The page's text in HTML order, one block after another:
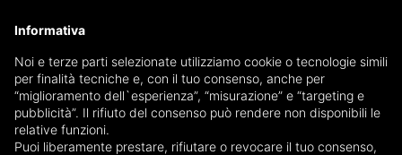
Informativa
Noi e terze parti selezionate utilizziamo cookie o tecnologie simili
per finalità tecniche e, con il tuo consenso, anche per
“miglioramento dell`esperienza”, “misurazione” e “targeting e
pubblicità”. Il rifiuto del consenso può rendere non disponibili le
relative funzioni.
Puoi liberamente prestare, rifiutare o revocare il tuo consenso,